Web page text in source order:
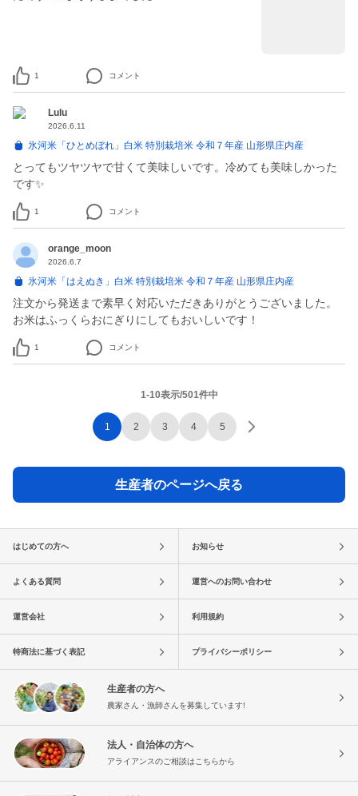
1 コメント
Lulu
2026.6.11
氷河米「ひとめぼれ」白米 特別栽培米 令和７年産 山形県庄内産
とってもツヤツヤで甘くて美味しいです。冷めても美味しかった
です✨
1 コメント
orange_moon
2026.6.7
氷河米「はえぬき」白米 特別栽培米 令和７年産 山形県庄内産
注文から発送まで素早く対応いただきありがとうございました。
お米はふっくらおにぎりにしてもおいしいです！
1 コメント
1-10表示/501件中
1 2 3 4 5
生産者のページへ戻る
はじめての方へ お知らせ
よくある質問 運営へのお問い合わせ
運営会社 利用規約
特商法に基づく表記 プライバシーポリシー
生産者の方へ
農家さん・漁師さんを募集しています!
法人・自治体の方へ
アライアンスのご相談はこちらから